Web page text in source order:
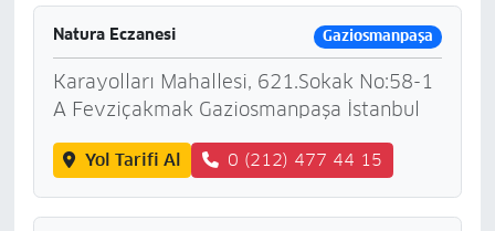
Natura Eczanesi Gaziosmanpaşa
Karayolları Mahallesi, 621.Sokak No:58-1
A Fevziçakmak Gaziosmanpaşa İstanbul
Yol Tarifi Al 0 (212) 477 44 15